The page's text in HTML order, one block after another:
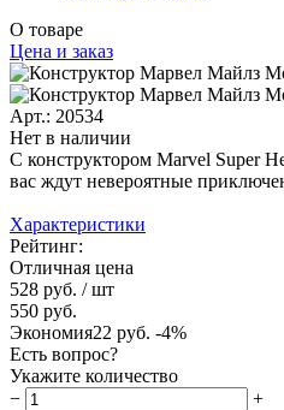
О товаре
Цена и заказ
Арт.: 20534
Нет в наличии
С конструктором Marvel Super
вас ждут невероятные
Характеристики
Рейтинг:
Отличная цена
528 руб. / шт
550 руб.
Экономия22 руб. -4%
Есть вопрос?
Укажите количество
−
+